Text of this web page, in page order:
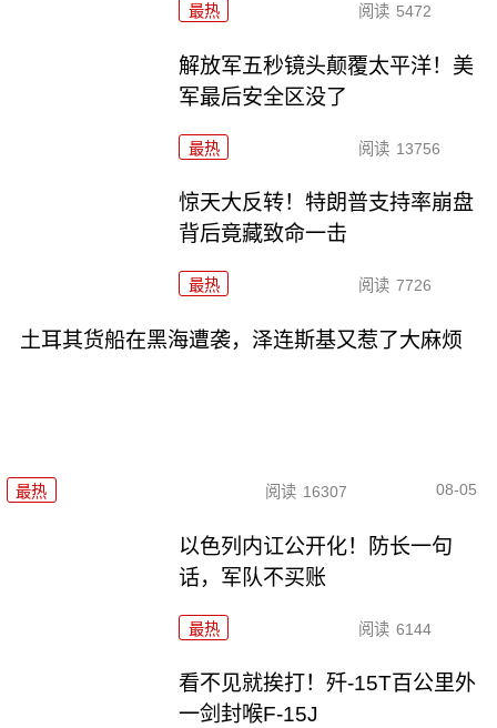
最热 阅读 5472
解放军五秒镜头颠覆太平洋！美
军最后安全区没了
最热 阅读 13756
惊天大反转！特朗普支持率崩盘
背后竟藏致命一击
最热 阅读 7726
土耳其货船在黑海遭袭，泽连斯基又惹了大麻烦
最热 阅读 16307 08-05
以色列内讧公开化！防长一句
话，军队不买账
最热 阅读 6144
看不见就挨打！歼-15T百公里外
一剑封喉F-15J